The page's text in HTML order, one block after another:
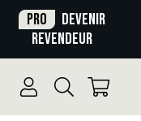
Pro
Devenir
revendeur